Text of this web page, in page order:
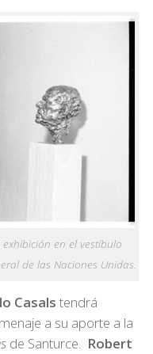
en el vestíbulo
de las Naciones Unidas.
Casals tendrá
a su aporte a la
de Santurce. Robert